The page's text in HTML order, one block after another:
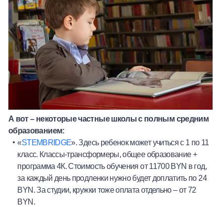
А вот – некоторые частные школы с полным средним
образованием:
«STEMBRIDGE». Здесь ребенок может учиться с 1 по 11
класс. Классы-трансформеры, общее образование +
программа 4К. Стоимость обучения от 11700 BYN в год,
за каждый день продленки нужно будет доплатить по 24
BYN. За студии, кружки тоже оплата отдельно – от 72
BYN.